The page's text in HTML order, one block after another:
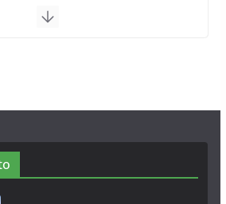
Calze da Neve per Auto 2025:
Gennaio 2017